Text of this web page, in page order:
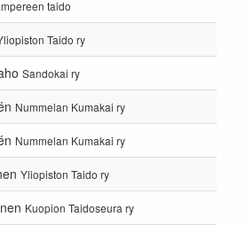
taido
Taido ry
Sandokai ry
Nummelan Kumakai ry
Nummelan Kumakai ry
Yliopiston Taido ry
Kuopion Taidoseura ry